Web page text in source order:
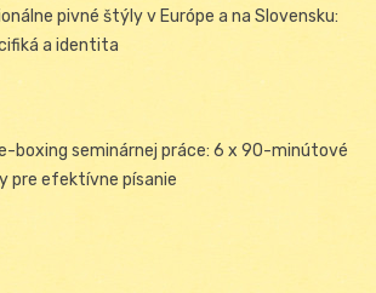
pivné štýly v Európe a na Slovensku:
a identita
boxing seminárnej práce: 6 x 90-minútové
pre efektívne písanie